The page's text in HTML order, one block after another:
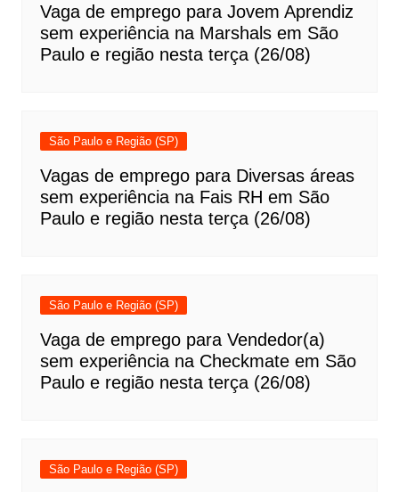
Vaga de emprego para Jovem Aprendiz
sem experiência na Marshals em São
Paulo e região nesta terça (26/08)
São Paulo e Região (SP)
Vagas de emprego para Diversas áreas
sem experiência na Fais RH em São
Paulo e região nesta terça (26/08)
São Paulo e Região (SP)
Vaga de emprego para Vendedor(a)
sem experiência na Checkmate em São
Paulo e região nesta terça (26/08)
São Paulo e Região (SP)